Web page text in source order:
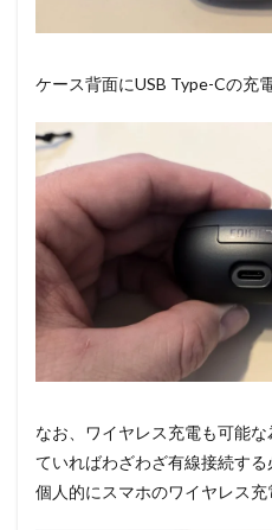
ケース背面にUSB Type-Cの充
なお、ワイヤレス充電も可能
ていればわざわざ有線接続する
個人的にスマホのワイヤレス充